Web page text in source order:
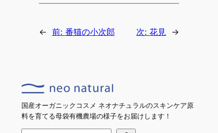
← 前: 番猫の小次郎 次:花見 →
国産オーガニックコスメ ネオナチュラルのスキンケア原
料を育てる母袋有機農場の様子をお届けします！